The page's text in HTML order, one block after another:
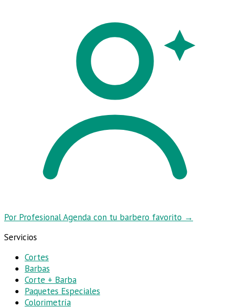
Por ProfesionalAgenda con tu barbero favorito →
Servicios
Cortes
Barbas
Corte + Barba
Paquetes Especiales
Colorimetría